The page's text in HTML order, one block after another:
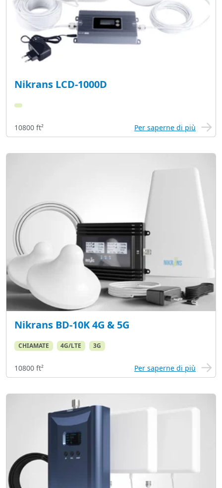
Nikrans LCD-1000D
10800 ft² Per saperne di più
Nikrans BD-10K 4G & 5G
CHIAMATE 4G/LTE 3G
10800 ft² Per saperne di più